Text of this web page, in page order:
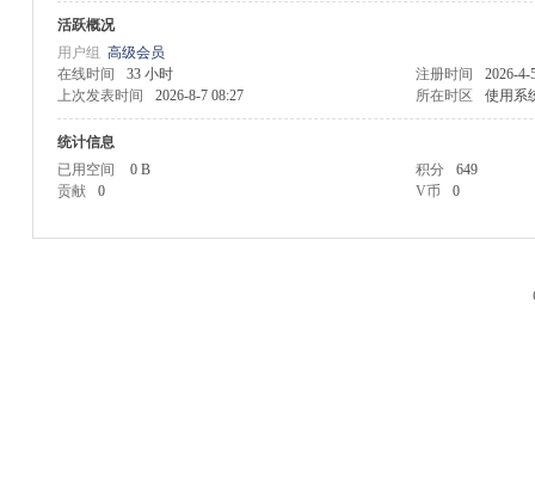
活跃概况
用户组 高级会员
在线时间
33 小时 注册时间
2026-4-
上次发表时间
2026-8-7 08:27 所在时区 使用系
统计信息
已用空间
0 B 积分
649
贡献
0 V币 0